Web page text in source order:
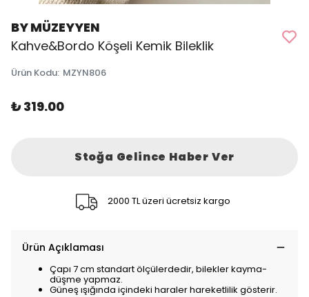
BY MÜZEYYEN
Kahve&Bordo Köşeli Kemik Bileklik
Ürün Kodu: MZYN806
₺ 319.00
Stoğa Gelince Haber Ver
2000 TL üzeri ücretsiz kargo
Ürün Açıklaması
Çapı 7 cm standart ölçülerdedir, bilekler kayma-
düşme yapmaz.
Güneş ışığında içindeki haraler hareketlilik gösterir.